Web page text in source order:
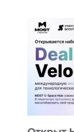
AI